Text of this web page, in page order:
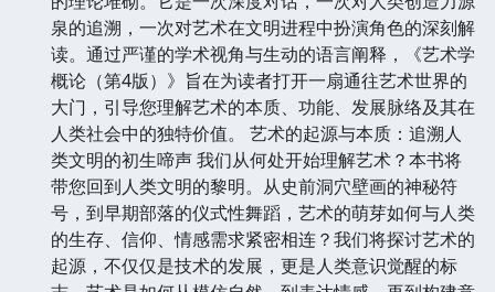
泉的追溯，一次对艺术在文明进程中扮演角色的深刻解
读。通过严谨的学术视角与生动的语言阐释，《艺术学
概论（第4版）》旨在为读者打开一扇通往艺术世界的
大门，引导您理解艺术的本质、功能、发展脉络及其在
人类社会中的独特价值。 艺术的起源与本质：追溯人
类文明的初生啼声 我们从何处开始理解艺术？本书将
带您回到人类文明的黎明。从史前洞穴壁画的神秘符
号，到早期部落的仪式性舞蹈，艺术的萌芽如何与人类
的生存、信仰、情感需求紧密相连？我们将探讨艺术的
起源，不仅仅是技术的发展，更是人类意识觉醒的标